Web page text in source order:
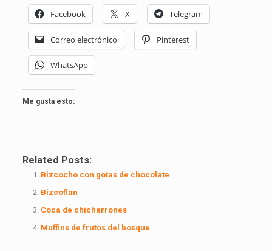
Facebook X Telegram
Correo electrónico Pinterest
WhatsApp
Me gusta esto:
Related Posts:
Bizcocho con gotas de chocolate
Bizcoflan
Coca de chicharrones
Muffins de frutos del bosque